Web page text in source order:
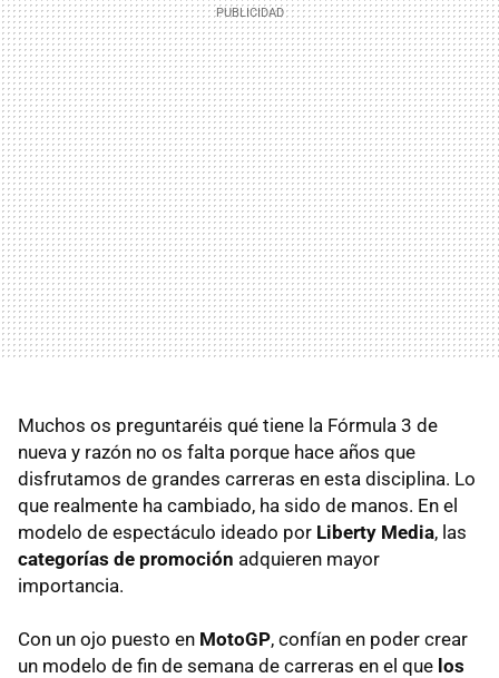
Muchos os preguntaréis qué tiene la Fórmula 3 de
nueva y razón no os falta porque hace años que
disfrutamos de grandes carreras en esta disciplina. Lo
que realmente ha cambiado, ha sido de manos. En el
modelo de espectáculo ideado por Liberty Media, las
categorías de promoción adquieren mayor
importancia.
Con un ojo puesto en MotoGP, confían en poder crear
un modelo de fin de semana de carreras en el que los